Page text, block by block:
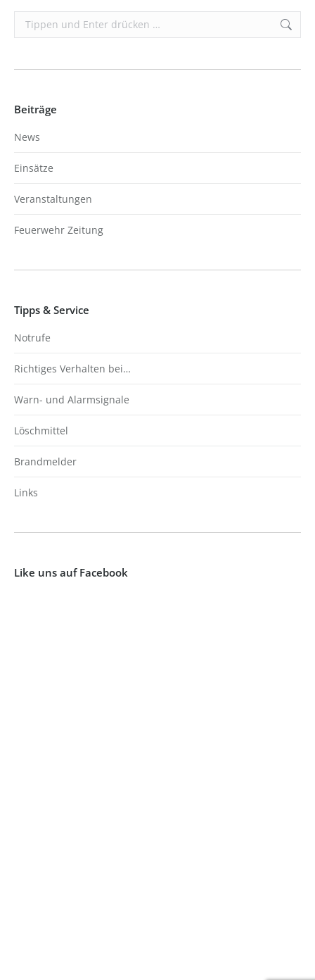
Search:
Beiträge
News
Einsätze
Veranstaltungen
Feuerwehr Zeitung
Tipps & Service
Notrufe
Richtiges Verhalten bei…
Warn- und Alarmsignale
Löschmittel
Brandmelder
Links
Like uns auf Facebook